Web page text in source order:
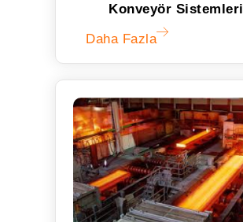
Konveyör Sistemleri
Daha Fazla